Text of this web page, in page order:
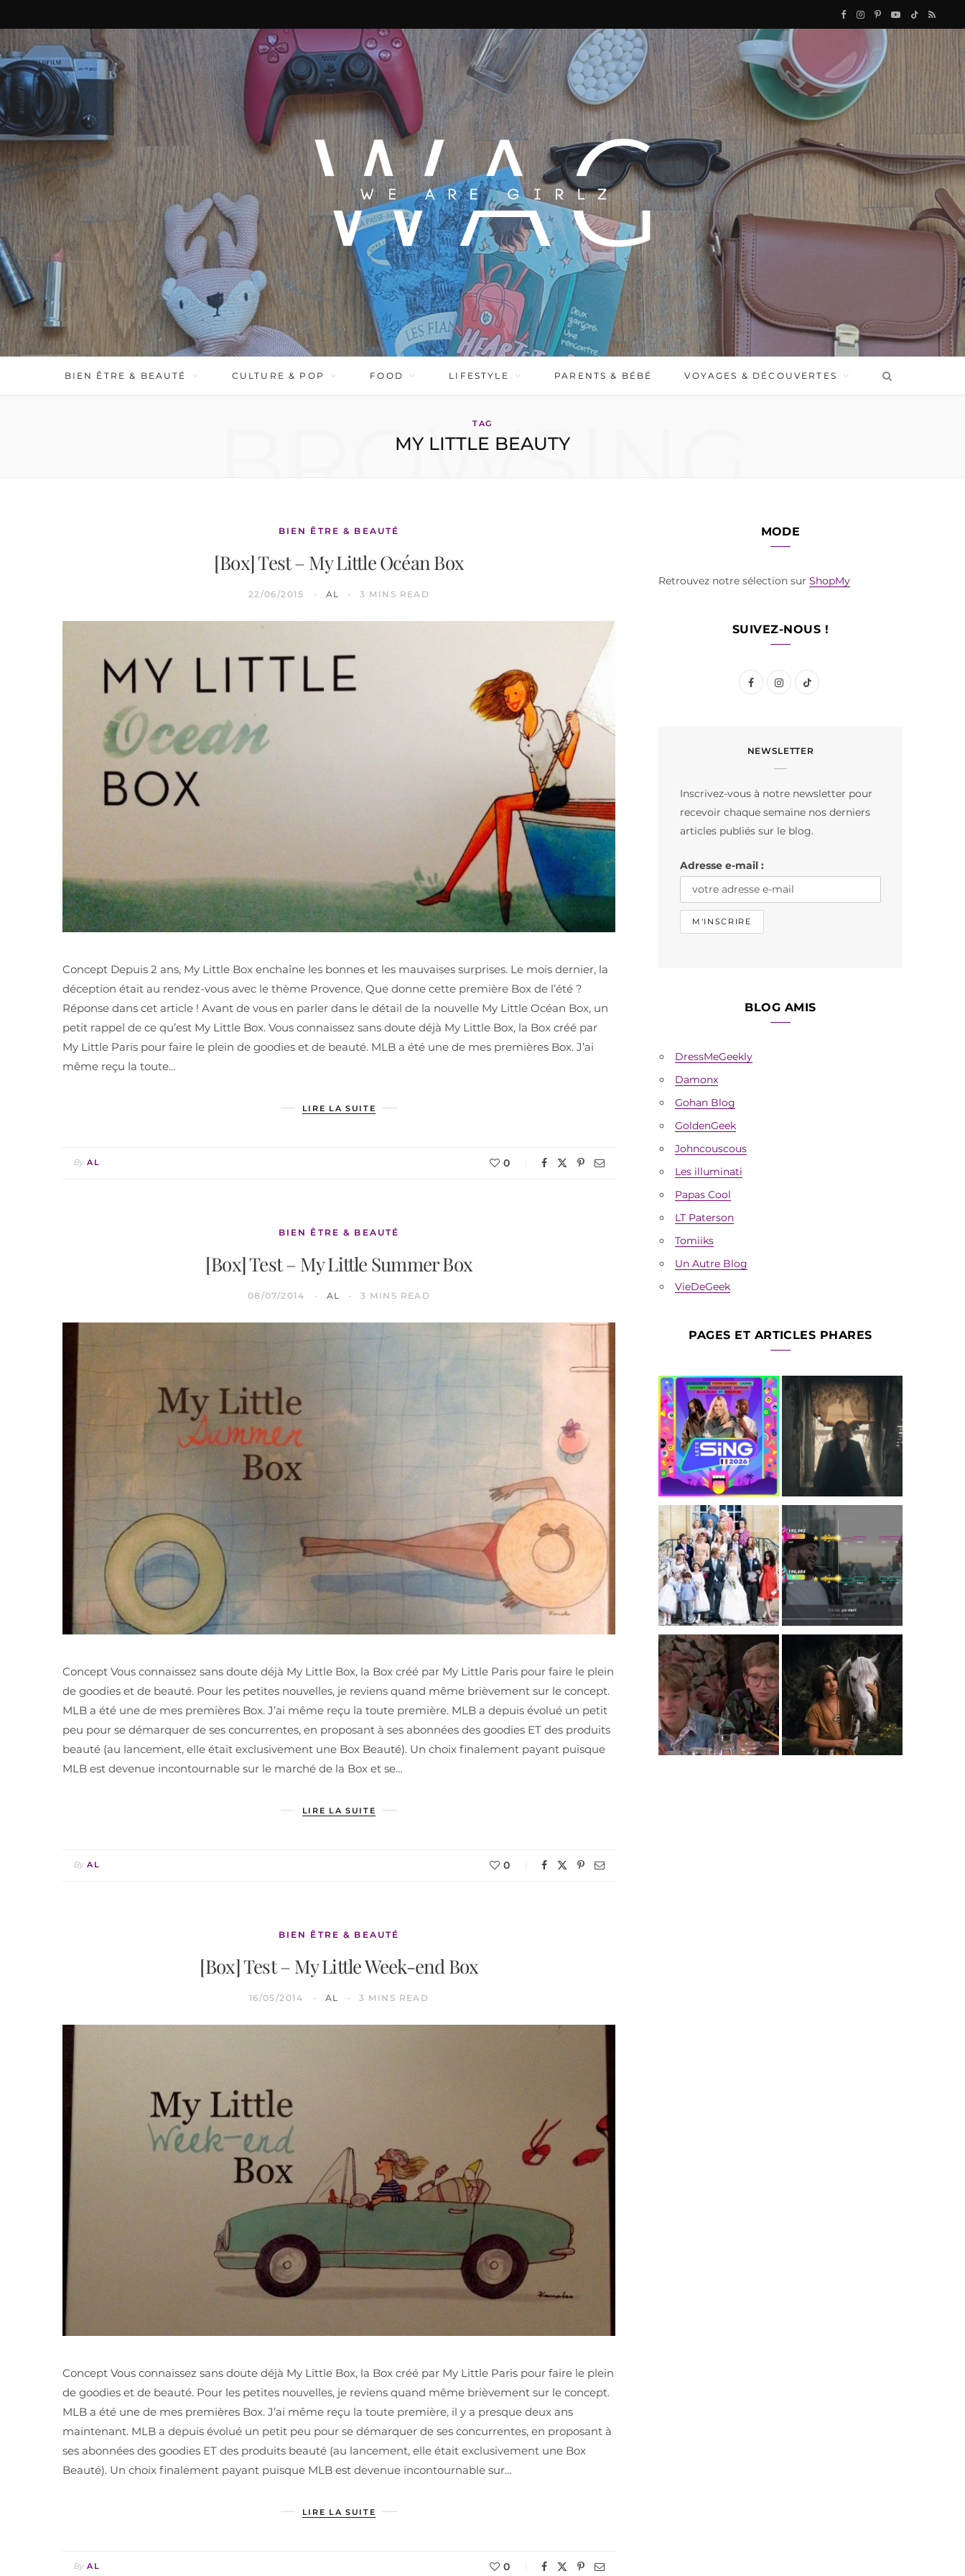
F
c
o
k
I
s
g
a
P
r
Y
b
e
T
k
R
BIEN ÊTRE & BEAUTÉ CULTURE & POP FOOD LIFESTYLE PARENTS & BÉBÉ VOYAGES & DÉCOUVERTES
TAG
MY LITTLE BEAUTY
BROWSING
BIEN ÊTRE & BEAUTÉ
[Box] Test – My Little Océan Box
22/06/2015 AL 3 MINS READ
Concept Depuis 2 ans, My Little Box enchaîne les bonnes et les mauvaises surprises. Le mois dernier, la
déception était au rendez-vous avec le thème Provence. Que donne cette première Box de l’été ?
Réponse dans cet article ! Avant de vous en parler dans le détail de la nouvelle My Little Océan Box, un
petit rappel de ce qu’est My Little Box. Vous connaissez sans doute déjà My Little Box, la Box créé par
My Little Paris pour faire le plein de goodies et de beauté. MLB a été une de mes premières Box. J’ai
même reçu la toute…
LIRE LA SUITE
By AL 0
BIEN ÊTRE & BEAUTÉ
[Box] Test – My Little Summer Box
08/07/2014 AL 3 MINS READ
Concept Vous connaissez sans doute déjà My Little Box, la Box créé par My Little Paris pour faire le plein
de goodies et de beauté. Pour les petites nouvelles, je reviens quand même brièvement sur le concept.
MLB a été une de mes premières Box. J’ai même reçu la toute première. MLB a depuis évolué un petit
peu pour se démarquer de ses concurrentes, en proposant à ses abonnées des goodies ET des produits
beauté (au lancement, elle était exclusivement une Box Beauté). Un choix finalement payant puisque
MLB est devenue incontournable sur le marché de la Box et se…
LIRE LA SUITE
By AL 0
BIEN ÊTRE & BEAUTÉ
[Box] Test – My Little Week-end Box
16/05/2014 AL 3 MINS READ
Concept Vous connaissez sans doute déjà My Little Box, la Box créé par My Little Paris pour faire le plein
de goodies et de beauté. Pour les petites nouvelles, je reviens quand même brièvement sur le concept.
MLB a été une de mes premières Box. J’ai même reçu la toute première, il y a presque deux ans
maintenant. MLB a depuis évolué un petit peu pour se démarquer de ses concurrentes, en proposant à
ses abonnées des goodies ET des produits beauté (au lancement, elle était exclusivement une Box
Beauté). Un choix finalement payant puisque MLB est devenue incontournable sur…
LIRE LA SUITE
By AL 0
MODE
Retrouvez notre sélection sur ShopMy
SUIVEZ-NOUS !
F
e
o
I
t
r
m
T
T
NEWSLETTER
Inscrivez-vous à notre newsletter pour
recevoir chaque semaine nos derniers
articles publiés sur le blog.
Adresse e-mail :
BLOG AMIS
DressMeGeekly
Damonx
Gohan Blog
GoldenGeek
Johncouscous
Les illuminati
Papas Cool
LT Paterson
Tomiiks
Un Autre Blog
VieDeGeek
PAGES ET ARTICLES PHARES